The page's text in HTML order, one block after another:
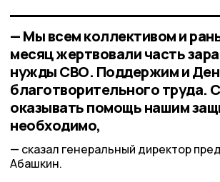
— Мы всем коллективом и
месяц жертвовали часть
нужды СВО. Поддержим и
благотворительного труда.
оказывать помощь нашим
необходимо,
сказал генеральный директор
Абашкин.